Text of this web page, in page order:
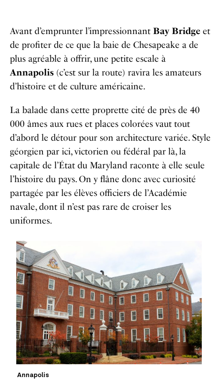
Avant d’emprunter l’impressionnant Bay Bridge et
de profiter de ce que la baie de Chesapeake a de
plus agréable à offrir, une petite escale à
Annapolis (c’est sur la route) ravira les amateurs
d’histoire et de culture américaine.
La balade dans cette proprette cité de près de 40
000 âmes aux rues et places colorées vaut tout
d’abord le détour pour son architecture variée. Style
géorgien par ici, victorien ou fédéral par là, la
capitale de l’État du Maryland raconte à elle seule
l’histoire du pays. On y flâne donc avec curiosité
partagée par les élèves officiers de l’Académie
navale, dont il n’est pas rare de croiser les
uniformes.
Annapolis